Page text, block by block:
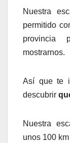
Nuestra
permitido
provincia
mostrarnos.
Así que te
descubrir
Nuestra
unos 100